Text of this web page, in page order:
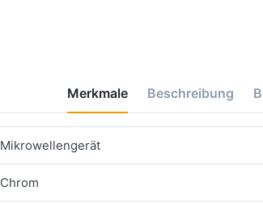
Merkmale Beschreibung
Mikrowellengerät
Chrom